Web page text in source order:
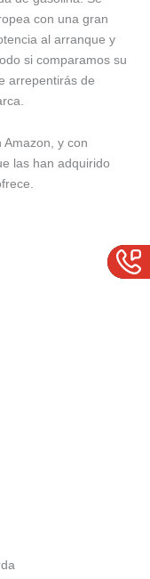
con una gran
al arranque y
si comparamos su
arrepentirás de
y con
las han adquirido